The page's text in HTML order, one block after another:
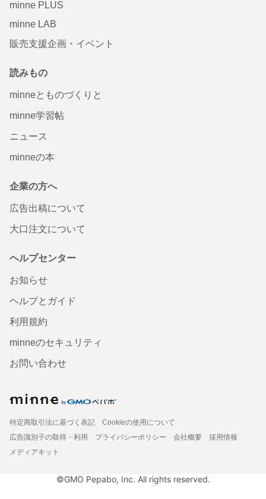
minne PLUS
minne LAB
販売支援企画・イベント
読みもの
minneとものづくりと
minne学習帖
ニュース
minneの本
企業の方へ
広告出稿について
大口注文について
ヘルプセンター
お知らせ
ヘルプとガイド
利用規約
minneのセキュリティ
お問い合わせ
特定商取引法に基づく表記
Cookieの使用について
広告識別子の取得・利用
プライバシーポリシー 会社概要
採用情報
メディアキット
©GMO Pepabo, Inc. All rights reserved.